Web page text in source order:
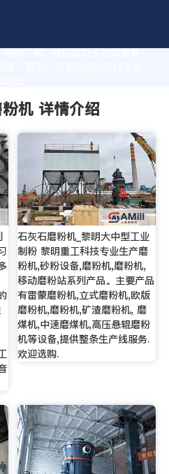
造厂家，我们致力于为您量身
。获取厂家直销报价及技术支
机 详情介绍
石灰石磨粉机_黎明大中型工业
制粉 黎明重工科技专业生产磨
粉机,砂粉设备,磨粉机,磨粉机,
移动磨粉站系列产品。主要产品
有雷蒙磨粉机,立式磨粉机,欧版
磨粉机,磨粉机,矿渣磨粉机, 磨
煤机,中速磨煤机,高压悬辊磨粉
机等设备,提供整条生产线服务.
欢迎选购.